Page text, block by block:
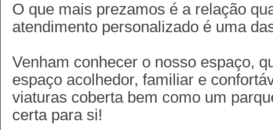
O que mais prezamos é a relação
atendimento personalizado é uma
Venham conhecer o nosso espaço,
espaço acolhedor, familiar e
viaturas coberta bem como um
certa para si!